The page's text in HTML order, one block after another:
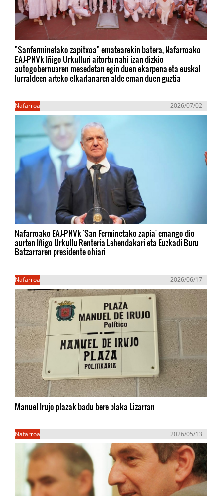
"Sanferminetako zapitxoa" ematearekin batera, Nafarroako
EAJ-PNVk Iñigo Urkulluri aitortu nahi izan dizkio
autogobernuaren mesedetan egin duen ekarpena eta euskal
lurraldeen arteko elkarlanaren alde eman duen guztia
Nafarroa 2026/07/02
Nafarroako EAJ-PNVk 'San Ferminetako zapia' emango dio
aurten Iñigo Urkullu Renteria Lehendakari eta Euzkadi Buru
Batzarraren presidente ohiari
Nafarroa 2026/06/17
Manuel Irujo plazak badu bere plaka Lizarran
Nafarroa 2026/05/13